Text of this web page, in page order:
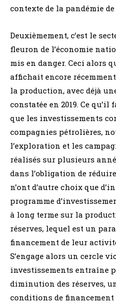
contexte de la pandémie de
Deuxièmement, c’est le
fleuron de l’économie
mis en danger. Ceci alors
affichait encore
la production, avec déjà
constatée en 2019. Ce qu’il
que les investissements
compagnies pétrolières,
l’exploration et les
réalisés sur plusieurs
dans l’obligation de
n’ont d’autre choix que
programme
à long terme sur la
réserves, lequel est un
financement de leur
S’engage alors un cercle
investissements entraîne
diminution des réserves,
conditions de financement